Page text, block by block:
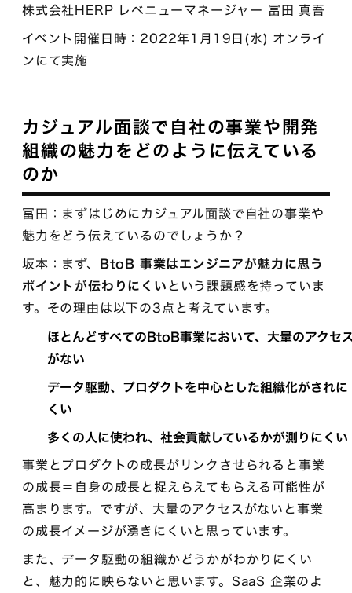
株式会社HERP レベニューマネージャー 冨田 真吾
イベント開催日時：2022年1月19日(水) オンライ
ンにて実施
カジュアル面談で自社の事業や開発
組織の魅力をどのように伝えている
のか
冨田：まずはじめにカジュアル面談で自社の事業や
魅力をどう伝えているのでしょうか？
坂本：まず、 BtoB 事業はエンジニアが魅力に思う
ポイントが伝わりにくいという課題感を持っていま
す。その理由は以下の3点と考えています。
ほとんどすべてのBtoB事業において、大量のアクセ
がない
データ駆動、プロダクトを中心とした組織化がされに
くい
多くの人に使われ、社会貢献しているかが測りにくい
事業とプロダクトの成長がリンクさせられると事業
の成長＝自身の成長と捉えらえてもらえる可能性が
高まります。ですが、大量のアクセスがないと事業
の成長イメージが湧きにくいと思っています。
また、データ駆動の組織かどうかがわかりにくい
と、魅力的に映らないと思います。SaaS 企業のよ